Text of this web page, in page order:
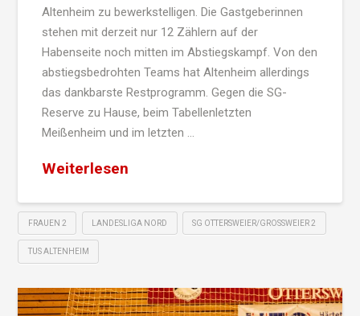
Altenheim zu bewerkstelligen. Die Gastgeberinnen
stehen mit derzeit nur 12 Zählern auf der
Habenseite noch mitten im Abstiegskampf. Von den
abstiegsbedrohten Teams hat Altenheim allerdings
das dankbarste Restprogramm. Gegen die SG-
Reserve zu Hause, beim Tabellenletzten
Meißenheim und im letzten …
Weiterlesen
FRAUEN 2 LANDESLIGA NORD SG OTTERSWEIER/GROSSWEIER 2
TUS ALTENHEIM